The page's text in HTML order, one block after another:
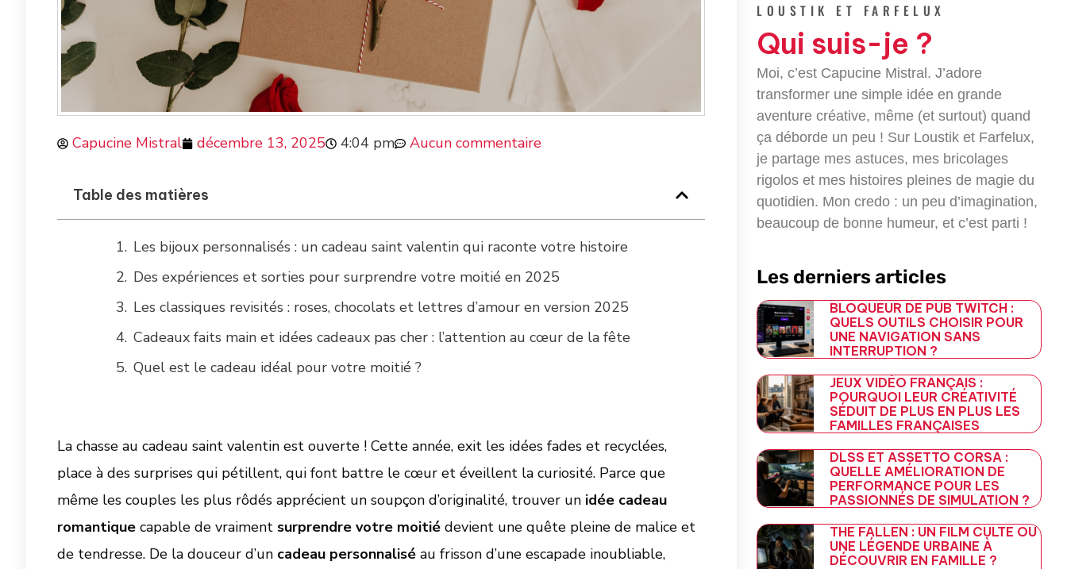
Capucine Mistral décembre 13, 2025 4:04 pm Aucun commentaire
Table des matières
Les bijoux personnalisés : un cadeau saint valentin qui raconte votre histoire
Des expériences et sorties pour surprendre votre moitié en 2025
Les classiques revisités : roses, chocolats et lettres d’amour en version 2025
Cadeaux faits main et idées cadeaux pas cher : l’attention au cœur de la fête
Quel est le cadeau idéal pour votre moitié ?
La chasse au cadeau saint valentin est ouverte ! Cette année, exit les idées fades et recyclées,
place à des surprises qui pétillent, qui font battre le cœur et éveillent la curiosité. Parce que
même les couples les plus rôdés apprécient un soupçon d’originalité, trouver un idée cadeau
romantique capable de vraiment surprendre votre moitié devient une quête pleine de malice et
de tendresse. De la douceur d’un cadeau personnalisé au frisson d’une escapade inoubliable,
b
o
o
k
-
f
t
e
r
p
l
u
s
-
g
LOUSTIK ET FARFELUX
Qui suis-je ?
Moi, c’est Capucine Mistral. J’adore
transformer une simple idée en grande
aventure créative, même (et surtout) quand
ça déborde un peu ! Sur Loustik et Farfelux,
je partage mes astuces, mes bricolages
rigolos et mes histoires pleines de magie du
quotidien. Mon credo : un peu d’imagination,
beaucoup de bonne humeur, et c’est parti !
Les derniers articles
BLOQUEUR DE PUB TWITCH :
QUELS OUTILS CHOISIR POUR
UNE NAVIGATION SANS
INTERRUPTION ?
JEUX VIDÉO FRANÇAIS :
POURQUOI LEUR CRÉATIVITÉ
SÉDUIT DE PLUS EN PLUS LES
FAMILLES FRANÇAISES
DLSS ET ASSETTO CORSA :
QUELLE AMÉLIORATION DE
PERFORMANCE POUR LES
PASSIONNÉS DE SIMULATION ?
THE FALLEN : UN FILM CULTE OU
UNE LÉGENDE URBAINE À
DÉCOUVRIR EN FAMILLE ?